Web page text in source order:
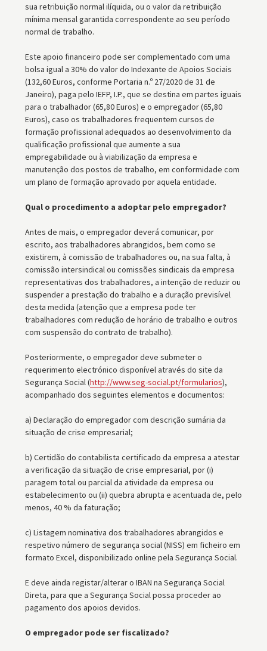
sua retribuição normal ilíquida, ou o valor da retribuição
mínima mensal garantida correspondente ao seu período
normal de trabalho.
Este apoio financeiro pode ser complementado com uma
bolsa igual a 30% do valor do Indexante de Apoios Sociais
(132,60 Euros, conforme Portaria n.º 27/2020 de 31 de
Janeiro), paga pelo IEFP, I.P., que se destina em partes iguais
para o trabalhador (65,80 Euros) e o empregador (65,80
Euros), caso os trabalhadores frequentem cursos de
formação profissional adequados ao desenvolvimento da
qualificação profissional que aumente a sua
empregabilidade ou à viabilização da empresa e
manutenção dos postos de trabalho, em conformidade com
um plano de formação aprovado por aquela entidade.
Qual o procedimento a adoptar pelo empregador?
Antes de mais, o empregador deverá comunicar, por
escrito, aos trabalhadores abrangidos, bem como se
existirem, à comissão de trabalhadores ou, na sua falta, à
comissão intersindical ou comissões sindicais da empresa
representativas dos trabalhadores, a intenção de reduzir ou
suspender a prestação do trabalho e a duração previsível
desta medida (atenção que a empresa pode ter
trabalhadores com redução de horário de trabalho e outros
com suspensão do contrato de trabalho).
Posteriormente, o empregador deve submeter o
requerimento electrónico disponível através do site da
Segurança Social (http://www.seg-social.pt/formularios),
acompanhado dos seguintes elementos e documentos:
a) Declaração do empregador com descrição sumária da
situação de crise empresarial;
b) Certidão do contabilista certificado da empresa a atestar
a verificação da situação de crise empresarial, por (i)
paragem total ou parcial da atividade da empresa ou
estabelecimento ou (ii) quebra abrupta e acentuada de, pelo
menos, 40 % da faturação;
c) Listagem nominativa dos trabalhadores abrangidos e
respetivo número de segurança social (NISS) em ficheiro em
formato Excel, disponibilizado online pela Segurança Social.
E deve ainda registar/alterar o IBAN na Segurança Social
Direta, para que a Segurança Social possa proceder ao
pagamento dos apoios devidos.
O empregador pode ser fiscalizado?